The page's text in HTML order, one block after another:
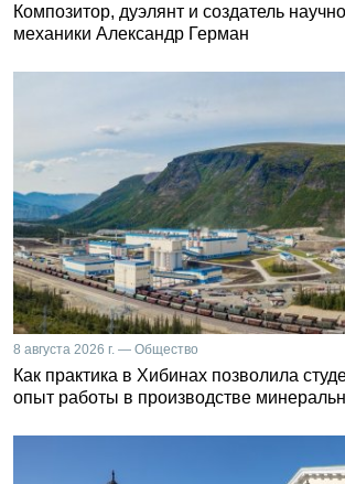
Композитор, дуэлянт и создатель
механики Александр Герман
8 августа 2026 г. — Общество
Как практика в Хибинах позволила
опыт работы в производстве